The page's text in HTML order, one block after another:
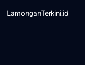
LamonganTerkini.id